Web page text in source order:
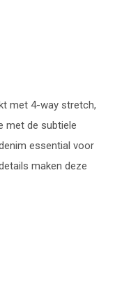
met 4-way stretch,
met de subtiele
essential voor
maken deze